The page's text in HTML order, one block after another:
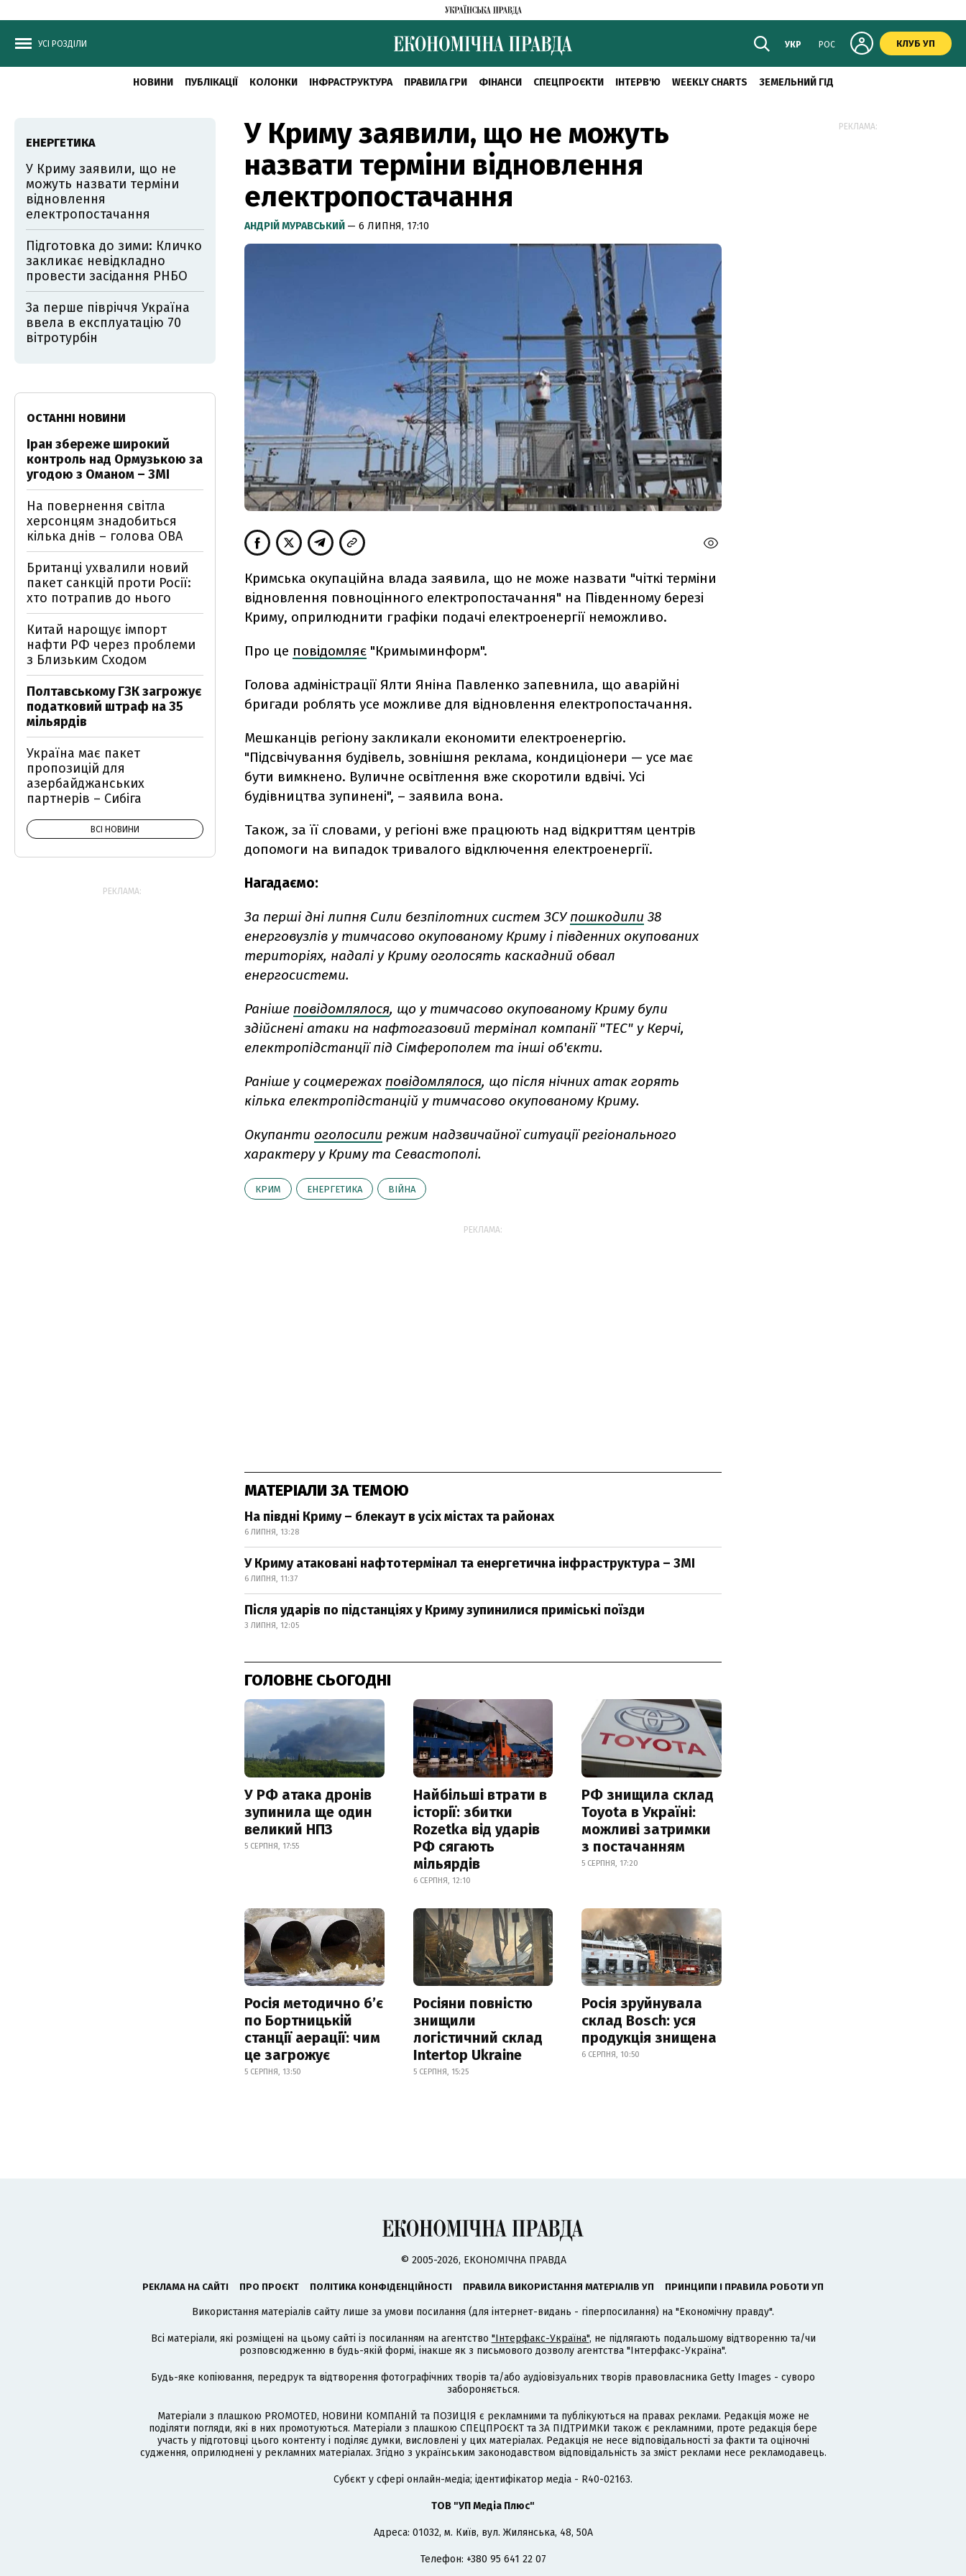
УСІ РОЗДІЛИ УКР РОС КЛУБ УП
НОВИНИ ПУБЛІКАЦІЇ КОЛОНКИ ІНФРАСТРУКТУРА ПРАВИЛА ГРИ ФІНАНСИ СПЕЦПРОЄКТИ ІНТЕРВ'Ю WEEKLY CHARTS ЗЕМЕЛЬНИЙ ГІД
У Криму заявили, що не можуть
назвати терміни відновлення
електропостачання
АНДРІЙ МУРАВСЬКИЙ — 6 ЛИПНЯ, 17:10
Кримська окупаційна влада заявила, що не може назвати "чіткі терміни
відновлення повноцінного електропостачання" на Південному березі
Криму, оприлюднити графіки подачі електроенергії неможливо.
Про це повідомляє "Кримыминформ".
Голова адміністрації Ялти Яніна Павленко запевнила, що аварійні
бригади роблять усе можливе для відновлення електропостачання.
Мешканців регіону закликали економити електроенергію.
"Підсвічування будівель, зовнішня реклама, кондиціонери — усе має
бути вимкнено. Вуличне освітлення вже скоротили вдвічі. Усі
будівництва зупинені", – заявила вона.
Також, за її словами, у регіоні вже працюють над відкриттям центрів
допомоги на випадок тривалого відключення електроенергії.
Нагадаємо:
За перші дні липня Сили безпілотних систем ЗСУ пошкодили 38
енерговузлів у тимчасово окупованому Криму і південних окупованих
територіях, надалі у Криму оголосять каскадний обвал
енергосистеми.
Раніше повідомлялося, що у тимчасово окупованому Криму були
здійснені атаки на нафтогазовий термінал компанії "ТЕС" у Керчі,
електропідстанції під Сімферополем та інші об'єкти.
Раніше у соцмережах повідомлялося, що після нічних атак горять
кілька електропідстанцій у тимчасово окупованому Криму.
Окупанти оголосили режим надзвичайної ситуації регіонального
характеру у Криму та Севастополі.
КРИМ ЕНЕРГЕТИКА ВІЙНА
РЕКЛАМА:
МАТЕРІАЛИ ЗА ТЕМОЮ
На півдні Криму – блекаут в усіх містах та районах
6 ЛИПНЯ, 13:28
У Криму атаковані нафтотермінал та енергетична інфраструктура – ЗМІ
6 ЛИПНЯ, 11:37
Після ударів по підстанціях у Криму зупинилися приміські поїзди
3 ЛИПНЯ, 12:05
ГОЛОВНЕ СЬОГОДНІ
У РФ атака дронів
зупинила ще один
великий НПЗ
5 СЕРПНЯ, 17:55
Найбільші втрати в
історії: збитки
Rozetka від ударів
РФ сягають
мільярдів
6 СЕРПНЯ, 12:10
РФ знищила склад
Toyota в Україні:
можливі затримки
з постачанням
5 СЕРПНЯ, 17:20
Росія методично б’є
по Бортницькій
станції аерації: чим
це загрожує
5 СЕРПНЯ, 13:50
Росіяни повністю
знищили
логістичний склад
Intertop Ukraine
5 СЕРПНЯ, 15:25
Росія зруйнувала
склад Bosch: уся
продукція знищена
6 СЕРПНЯ, 10:50
ЕНЕРГЕТИКА
У Криму заявили, що не
можуть назвати терміни
відновлення
електропостачання
Підготовка до зими: Кличко
закликає невідкладно
провести засідання РНБО
За перше півріччя Україна
ввела в експлуатацію 70
вітротурбін
ОСТАННІ НОВИНИ
Іран збереже широкий
контроль над Ормузькою за
угодою з Оманом – ЗМІ
На повернення світла
херсонцям знадобиться
кілька днів – голова ОВА
Британці ухвалили новий
пакет санкцій проти Росії:
хто потрапив до нього
Китай нарощує імпорт
нафти РФ через проблеми
з Близьким Сходом
Полтавському ГЗК загрожує
податковий штраф на 35
мільярдів
Україна має пакет
пропозицій для
азербайджанських
партнерів – Сибіга
ВСІ НОВИНИ
РЕКЛАМА:
РЕКЛАМА:
© 2005-2026, ЕКОНОМІЧНА ПРАВДА
РЕКЛАМА НА САЙТІ ПРО ПРОЄКТ ПОЛІТИКА КОНФІДЕНЦІЙНОСТІ ПРАВИЛА ВИКОРИСТАННЯ МАТЕРІАЛІВ УП ПРИНЦИПИ І ПРАВИЛА РОБОТИ УП
Використання матеріалів сайту лише за умови посилання (для інтернет-видань - гіперпосилання) на "Економічну правду".
Всі матеріали, які розміщені на цьому сайті із посиланням на агентство "Інтерфакс-Україна", не підлягають подальшому відтворенню та/чи
розповсюдженню в будь-якій формі, інакше як з письмового дозволу агентства "Інтерфакс-Україна".
Будь-яке копіювання, передрук та відтворення фотографічних творів та/або аудіовізуальних творів правовласника Getty Images - суворо
забороняється.
Матеріали з плашкою PROMOTED, НОВИНИ КОМПАНІЙ та ПОЗИЦІЯ є рекламними та публікуються на правах реклами. Редакція може не
поділяти погляди, які в них промотуються. Матеріали з плашкою СПЕЦПРОЄКТ та ЗА ПІДТРИМКИ також є рекламними, проте редакція бере
участь у підготовці цього контенту і поділяє думки, висловлені у цих матеріалах. Редакція не несе відповідальності за факти та оціночні
судження, оприлюднені у рекламних матеріалах. Згідно з українським законодавством відповідальність за зміст реклами несе рекламодавець.
Cубєкт у сфері онлайн-медіа; ідентифікатор медіа - R40-02163.
ТОВ "УП Медіа Плюс"
Адреса: 01032, м. Київ, вул. Жилянська, 48, 50А
Телефон: +380 95 641 22 07